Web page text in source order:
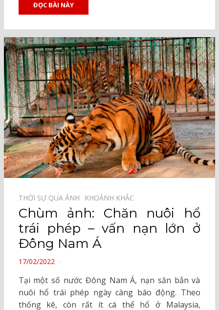
ĐỌC BÀI NÀY
THỜI SỰ QUA ẢNH⠀ KHOẢNH KHẮC⠀
Chùm ảnh: Chăn nuôi hổ
trái phép – vấn nạn lớn ở
Đông Nam Á
POSTED
17/02/2022
Tại một số nước Đông Nam Á, nạn săn bắn và
nuôi hổ trái phép ngày càng báo động. Theo
thống kê, còn rất ít cá thể hổ ở Malaysia,